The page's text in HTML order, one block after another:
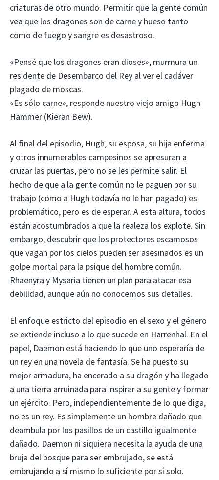
criaturas de otro mundo. Permitir que la gente común
vea que los dragones son de carne y hueso tanto
como de fuego y sangre es desastroso.
«Pensé que los dragones eran dioses», murmura un
residente de Desembarco del Rey al ver el cadáver
plagado de moscas.
«Es sólo carne», responde nuestro viejo amigo Hugh
Hammer (Kieran Bew).
Al final del episodio, Hugh, su esposa, su hija enferma
y otros innumerables campesinos se apresuran a
cruzar las puertas, pero no se les permite salir. El
hecho de que a la gente común no le paguen por su
trabajo (como a Hugh todavía no le han pagado) es
problemático, pero es de esperar. A esta altura, todos
están acostumbrados a que la realeza los explote. Sin
embargo, descubrir que los protectores escamosos
que vagan por los cielos pueden ser asesinados es un
golpe mortal para la psique del hombre común.
Rhaenyra y Mysaria tienen un plan para atacar esa
debilidad, aunque aún no conocemos sus detalles.
El enfoque estricto del episodio en el sexo y el género
se extiende incluso a lo que sucede en Harrenhal. En el
papel, Daemon está haciendo lo que uno esperaría de
un rey en una novela de fantasía. Se ha puesto su
mejor armadura, ha encerado a su dragón y ha llegado
a una tierra arruinada para inspirar a su gente y formar
un ejército. Pero, independientemente de lo que diga,
no es un rey. Es simplemente un hombre dañado que
deambula por los pasillos de un castillo igualmente
dañado. Daemon ni siquiera necesita la ayuda de una
bruja del bosque para ser embrujado, se está
embrujando a sí mismo lo suficiente por sí solo.